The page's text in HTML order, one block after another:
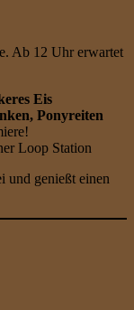
Ab 12 Uhr erwartet
Eis
Ponyreiten
Loop Station
und genießt einen